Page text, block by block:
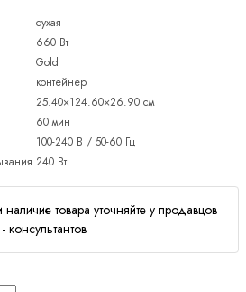
сухая
660 Вт
Gold
контейнер
25.40×124.60×26.90 см
60 мин
100-240 В / 50-60 Гц
240 Вт
товара уточняйте у продавцов
- консультантов